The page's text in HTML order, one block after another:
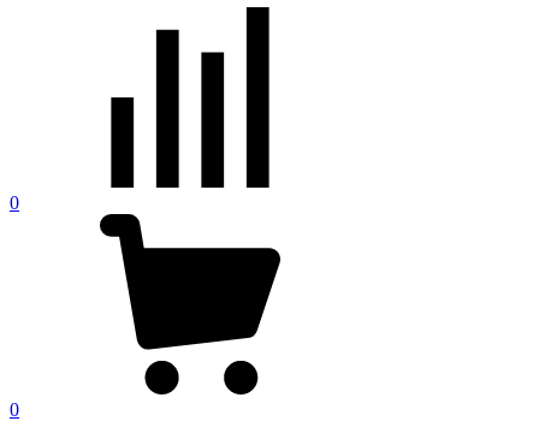
0
0